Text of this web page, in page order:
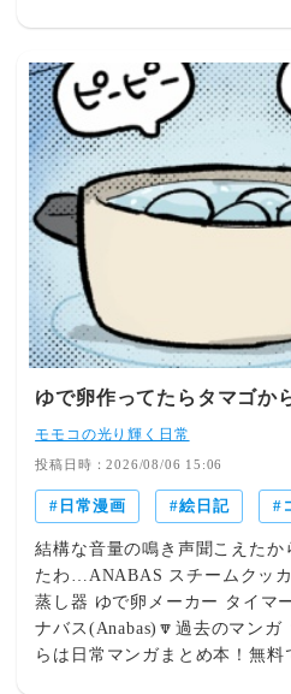
断で顔写真を投稿↓) (繊細だと言い電話に出ない↓) 【リモ
ート中に逆切れしてくる↓】 【私のどこが他人任せ?↓】
【お客様は神様ではありません↓】 【何か質問はあ
か？↓】 【寒いので冷房消します↓】 【離婚届を勝手に提
出された話↓】 【食べ物残して何が悪いシリーズ↓】 【妻
は２番目シリーズ↓】 【ガキ夫シリーズ↓】 【育休シリー
ズ↓】 【暴走義母と戦ってま
ゆで卵作ってたらタマゴか
モモコの光り輝く日常
投稿日時：2026/08/06 15:06
日常漫画 絵日記
結構な音量の鳴き声聞こえたか
たわ…ANABAS スチームクッ
蒸し器 ゆで卵メーカー タイマ
ナバス(Anabas)🔽過去のマンガ 🔽前回更新マンガ 🔽こち
らは日常マンガまとめ本！無料